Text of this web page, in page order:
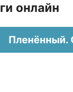
онлайн
Пленённый.